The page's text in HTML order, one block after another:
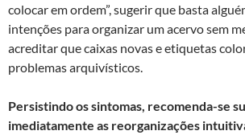
colocar em ordem”, sugerir que basta
intenções para organizar um acervo sem
acreditar que caixas novas e etiquetas
problemas arquivísticos.
Persistindo os sintomas, recomenda-se
imediatamente as reorganizações